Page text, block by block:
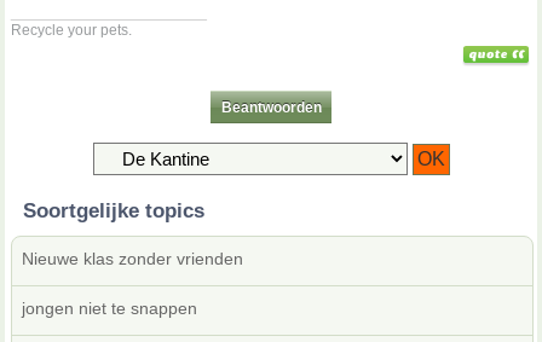
Recycle your pets.
Beantwoorden
Soortgelijke topics
Nieuwe klas zonder vrienden
jongen niet te snappen